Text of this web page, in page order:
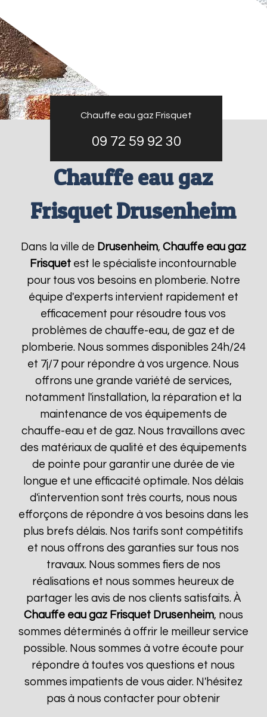
Chauffe eau gaz Frisquet
09 72 59 92 30
Chauffe eau gaz
Frisquet Drusenheim
Dans la ville de Drusenheim, Chauffe eau gaz
Frisquet est le spécialiste incontournable
pour tous vos besoins en plomberie. Notre
équipe d'experts intervient rapidement et
efficacement pour résoudre tous vos
problèmes de chauffe-eau, de gaz et de
plomberie. Nous sommes disponibles 24h/24
et 7j/7 pour répondre à vos urgence. Nous
offrons une grande variété de services,
notamment l'installation, la réparation et la
maintenance de vos équipements de
chauffe-eau et de gaz. Nous travaillons avec
des matériaux de qualité et des équipements
de pointe pour garantir une durée de vie
longue et une efficacité optimale. Nos délais
d'intervention sont très courts, nous nous
efforçons de répondre à vos besoins dans les
plus brefs délais. Nos tarifs sont compétitifs
et nous offrons des garanties sur tous nos
travaux. Nous sommes fiers de nos
réalisations et nous sommes heureux de
partager les avis de nos clients satisfaits. À
Chauffe eau gaz Frisquet Drusenheim, nous
sommes déterminés à offrir le meilleur service
possible. Nous sommes à votre écoute pour
répondre à toutes vos questions et nous
sommes impatients de vous aider. N'hésitez
pas à nous contacter pour obtenir